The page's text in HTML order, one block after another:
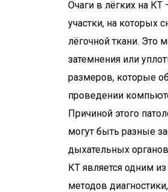
Очаги в лёгких на КТ
участки, на которых
лёгочной ткани. Это
затемнения или
размеров, которые
проведении
Причиной этого
могут быть разные
дыхательных
КТ является одним
методов